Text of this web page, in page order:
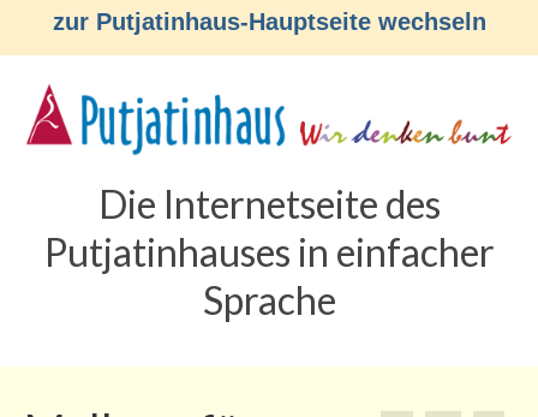
zur Putjatinhaus-Hauptseite wechseln
Die Internetseite des
Putjatinhauses in einfacher
Sprache